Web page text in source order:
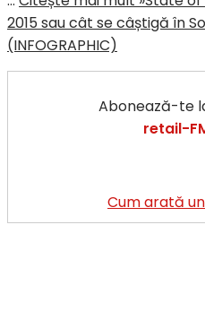
2015 sau cât se câștigă în
(INFOGRAPHIC)
Abonează-te
retail-
Cum arată